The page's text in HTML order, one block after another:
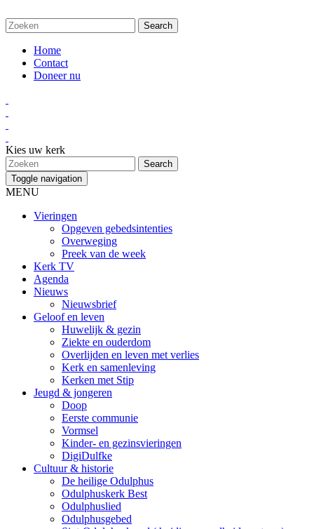
Home
Contact
Doneer nu
Kies uw kerk
Toggle navigation
MENU
Vieringen
Opgeven gebedsintenties
Overweging
Preek van de week
Kerk TV
Agenda
Nieuws
Nieuwsbrief
Geloof en leven
Huwelijk & gezin
Ziekte en ouderdom
Overlijden en leven met verlies
Kerk en samenleving
Kerken met Stip
Jeugd & jongeren
Doop
Eerste communie
Vormsel
Kinder- en gezinsvieringen
DigiDulfke
Cultuur & historie
De heilige Odulphus
Odulphuskerk Best
Odulphuslied
Odulphusgebed